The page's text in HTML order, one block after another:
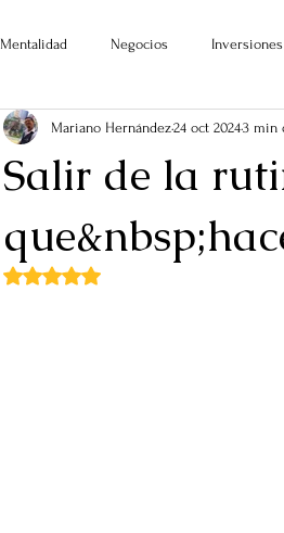
Mentalidad Negocios Inversiones
Salir de la
Mariano Hernández24 oct 20243 min
Obtuvo NaN de 5 estrellas.